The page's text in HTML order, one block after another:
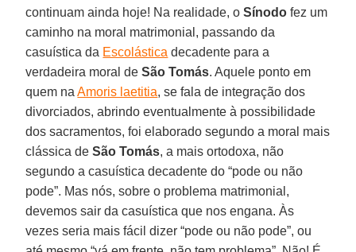
continuam ainda hoje! Na realidade, oSínodo fez um
caminho na moral matrimonial, passando da
casuística da Escolástica decadente para a
verdadeira moral deSão Tomás. Aquele ponto em
quem naAmoris laetitia, se fala de integração dos
divorciados, abrindo eventualmente à possibilidade
dos sacramentos, foi elaborado segundo a moral mais
clássica deSão Tomás, a mais ortodoxa, não
segundo a casuística decadente do “pode ou não
pode”. Mas nós, sobre o problema matrimonial,
devemos sair da casuística que nos engana. Às
vezes seria mais fácil dizer “pode ou não pode”, ou